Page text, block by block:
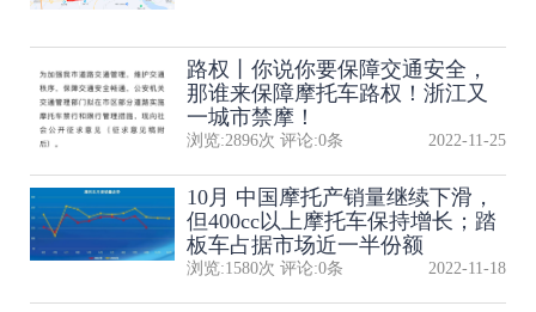
路权丨你说你要保障交通安全，
那谁来保障摩托车路权！浙江又
一城市禁摩！
浏览:2896次 评论:0条 2022-11-25
10月 中国摩托产销量继续下滑，
但400cc以上摩托车保持增长；踏
板车占据市场近一半份额
浏览:1580次 评论:0条 2022-11-18